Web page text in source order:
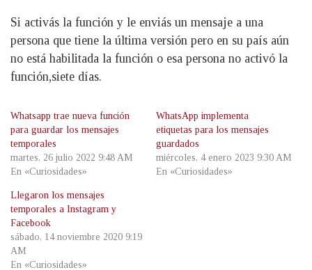
Si activás la función y le enviás un mensaje a una
persona que tiene la última versión pero en su país aún
no está habilitada la función o esa persona no activó la
función,siete días.
Whatsapp trae nueva función
para guardar los mensajes
temporales
martes, 26 julio 2022 9:48 AM
En «Curiosidades»
WhatsApp implementa
etiquetas para los mensajes
guardados
miércoles, 4 enero 2023 9:30 AM
En «Curiosidades»
Llegaron los mensajes
temporales a Instagram y
Facebook
sábado, 14 noviembre 2020 9:19
AM
En «Curiosidades»